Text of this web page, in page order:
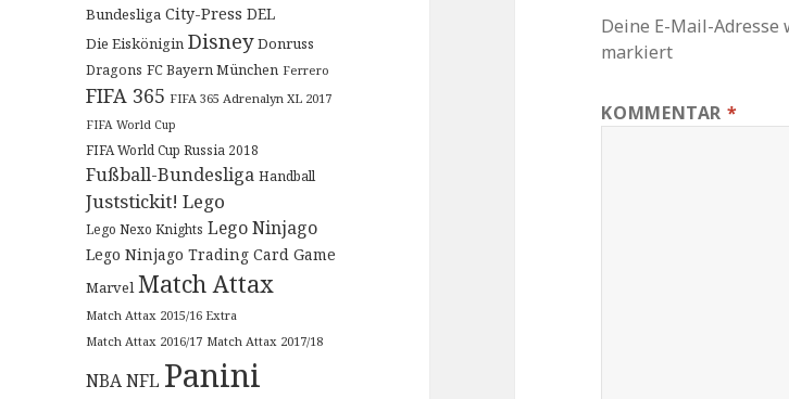
Bundesliga City-Press DEL
Die Eiskönigin Disney Donruss
Dragons FC Bayern München Ferrero
FIFA 365 FIFA 365 Adrenalyn XL 2017
FIFA World Cup
FIFA World Cup Russia 2018
Fußball-Bundesliga Handball
Juststickit! Lego
Lego Nexo Knights Lego Ninjago
Lego Ninjago Trading Card Game
Marvel Match Attax
Match Attax 2015/16 Extra
Match Attax 2016/17 Match Attax 2017/18
NBANFL Panini
Deine E-Mail-
markiert
KOMMENTAR *